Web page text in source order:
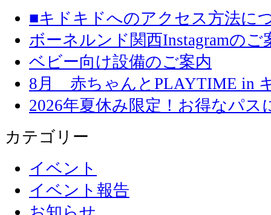
■キドキドへのアクセス方法に
ボーネルンド関西Instagramのご
ベビー向け設備のご案内
8月 赤ちゃんとPLAYTIME in
2026年夏休み限定！お得なパス
カテゴリー
イベント
イベント報告